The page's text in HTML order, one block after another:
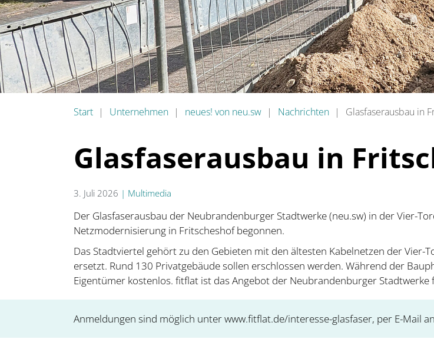
Start Unternehmen neues! von neu.sw Nachrichten Glasfaserausbau in
Glasfaserausbau in
3. Juli 2026 | Multimedia
Der Glasfaserausbau der Neubrandenburger Stadtwerke (neu.sw) in der Vier-
Netzmodernisierung in Fritscheshof begonnen.
Das Stadtviertel gehört zu den Gebieten mit den ältesten Kabelnetzen der
ersetzt. Rund 130 Privatgebäude sollen erschlossen werden. Während der
Eigentümer kostenlos. fitflat ist das Angebot der Neubrandenburger
Anmeldungen sind möglich unter www.fitflat.de/interesse-glasfaser, per E-Mail an